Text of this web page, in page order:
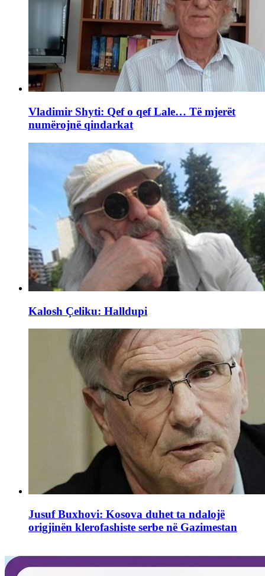
Vladimir Shyti: Qef o qef Lale… Të mjerët
numërojnë qindarkat
Kalosh Çeliku: Halldupi
Jusuf Buxhovi: Kosova duhet ta ndalojë
origjinën klerofashiste serbe në Gazimestan